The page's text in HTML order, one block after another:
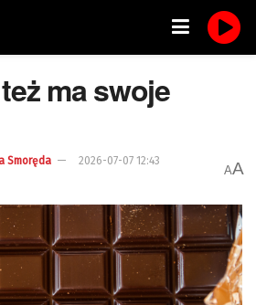
ma swoje
Smoręda 2026-07-07 12:43
AA